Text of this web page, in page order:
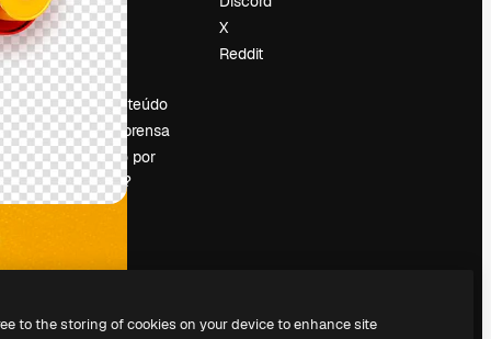
Blog
Eventos
Slidesgo
Vender conteúdo
Sala de imprensa
Procurando por
magnific.ai?
X
Reddit
to the storing of cookies on your device to enhance site